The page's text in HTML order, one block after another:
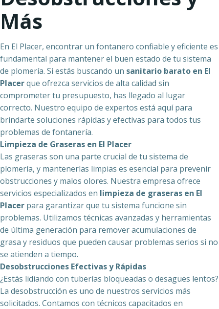
Más
En El Placer, encontrar un fontanero confiable y eficiente es
fundamental para mantener el buen estado de tu sistema
de plomería. Si estás buscando un sanitario barato en El
Placerque ofrezca servicios de alta calidad sin
comprometer tu presupuesto, has llegado al lugar
correcto. Nuestro equipo de expertos está aquí para
brindarte soluciones rápidas y efectivas para todos tus
problemas de fontanería.
Limpieza de Graseras en El Placer
Las graseras son una parte crucial de tu sistema de
plomería, y mantenerlas limpias es esencial para prevenir
obstrucciones y malos olores. Nuestra empresa ofrece
servicios especializados en limpieza de graseras en El
Placer para garantizar que tu sistema funcione sin
problemas. Utilizamos técnicas avanzadas y herramientas
de última generación para remover acumulaciones de
grasa y residuos que pueden causar problemas serios si no
se atienden a tiempo.
Desobstrucciones Efectivas y Rápidas
¿Estás lidiando con tuberías bloqueadas o desagües lentos?
La desobstrucción es uno de nuestros servicios más
solicitados. Contamos con técnicos capacitados en